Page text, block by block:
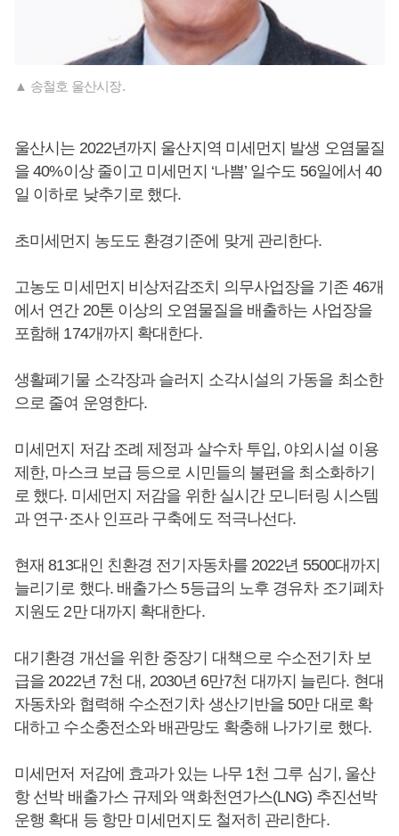
▲ 송철호 울산시장.
울산시는 2022년까지 울산지역 미세먼지 발생 오염물질
을 40%이상 줄이고 미세먼지 ‘나쁨’ 일수도 56일에서 40
일 이하로 낮추기로 했다.
초미세먼지 농도도 환경기준에 맞게 관리한다.
고농도 미세먼지 비상저감조치 의무사업장을 기존 46개
에서 연간 20톤 이상의 오염물질을 배출하는 사업장을
포함해 174개까지 확대한다.
생활폐기물 소각장과 슬러지 소각시설의 가동을 최소한
으로 줄여 운영한다.
미세먼지 저감 조례 제정과 살수차 투입, 야외시설 이용
제한, 마스크 보급 등으로 시민들의 불편을 최소화하기
로 했다. 미세먼지 저감을 위한 실시간 모니터링 시스템
과 연구·조사 인프라 구축에도 적극나선다.
현재 813대인 친환경 전기자동차를 2022년 5500대까지
늘리기로 했다. 배출가스 5등급의 노후 경유차 조기폐차
지원도 2만 대까지 확대한다.
대기환경 개선을 위한 중장기 대책으로 수소전기차 보
급을 2022년 7천 대, 2030년 6만7천 대까지 늘린다. 현대
자동차와 협력해 수소전기차 생산기반을 50만 대로 확
대하고 수소충전소와 배관망도 확충해 나가기로 했다.
미세먼저 저감에 효과가 있는 나무 1천 그루 심기, 울산
항 선박 배출가스 규제와 액화천연가스(LNG) 추진선박
운행 확대 등 항만 미세먼지도 철저히 관리한다.